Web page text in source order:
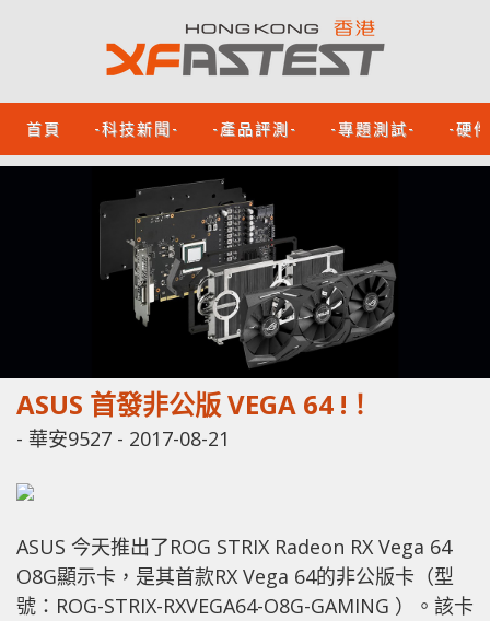
首頁 -科技新聞- -產品評測- -專題測試- -硬
ASUS 首發非公版 VEGA 64 !！
- 華安9527 - 2017-08-21
ASUS 今天推出了ROG STRIX Radeon RX Vega 64
O8G顯示卡，是其首款RX Vega 64的非公版卡（型
號：ROG-STRIX-RXVEGA64-O8G-GAMING ）。該卡